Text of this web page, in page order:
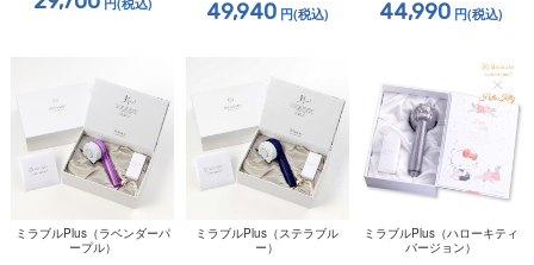
49,940円(税込) 44,990 円(税込)
ミラブルPlus（ラベンダーパ
ープル）
ミラブルPlus（ステラブル
ー）
ミラブルPlus（ハローキティ
バージョン）